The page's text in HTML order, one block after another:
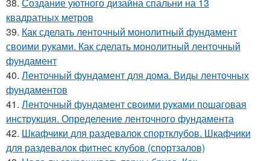
квадратных метров
39. Как сделать ленточный монолитный фундамент
своими руками. Как сделать монолитный ленточный
фундамент
40. Ленточный фундамент для дома. Виды ленточных
фундаментов
41. Ленточный фундамент своими руками пошаговая
инструкция. Определение ленточного фундамента
42. Шкафчики для раздевалок спортклубов. Шкафчики
для раздевалок фитнес клубов (спортзалов)